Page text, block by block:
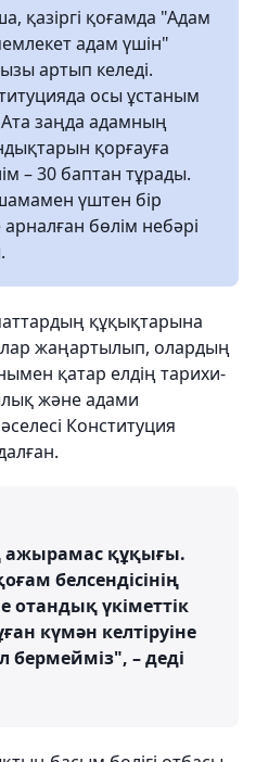
қазіргі қоғамда "Адам
адам үшін"
артып келеді.
осы ұстаным
заңда адамның
қорғауға
– 30 баптан тұрады.
үштен бір
арналған бөлім небәрі
құқықтарына
жаңартылып, олардың
қатар елдің тарихи-
және адами
Конституция
құқығы.
белсендісінің
отандық үкіметтік
күмән келтіруіне
– деді